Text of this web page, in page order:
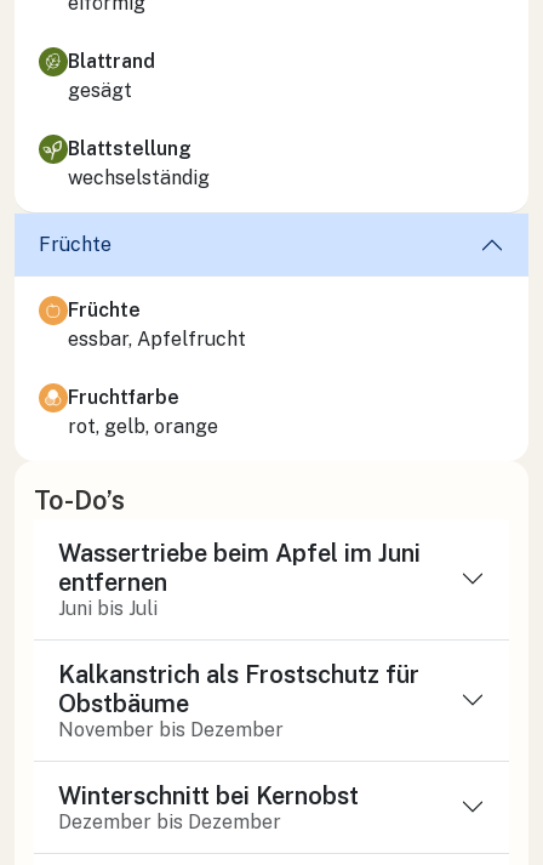
Blattrand
gesägt
Blattstellung
wechselständig
Früchte
Früchte
essbar, Apfelfrucht
Fruchtfarbe
rot, gelb, orange
To-Do’s
Wassertriebe beim Apfel im Juni
entfernen
Juni bis Juli
Kalkanstrich als Frostschutz für
Obstbäume
November bis Dezember
Winterschnitt bei Kernobst
Dezember bis Dezember